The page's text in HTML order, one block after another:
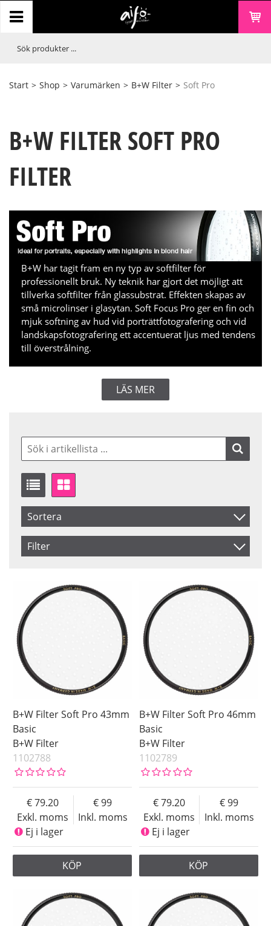
Start > Shop > Varumärken > B+W Filter > Soft Pro
B+W FILTER SOFT PRO
FILTER
B+W har tagit fram en ny typ av softfilter för
professionellt bruk. Ny teknik har gjort det möjligt att
tillverka softfilter från glassubstrat. Effekten skapas av
små microlinser i glasytan. Soft Focus Pro ger en fin och
mjuk softning av hud vid porträttfotografering och vid
landskapsfotografering ett accentuerat ljus med tendens
till överstrålning.
LÄS MER
Sortera
Artikelkod
Storlek
Coating
Fattning
Filter
Pris
43 mm
46 mm
62 mm
67 mm
77 mm
82 mm
95 mm
Ej i lager
B+W Filter Soft Pro 43mm
Basic
B+W Filter
1102788
Exkl. moms
79.20
Inkl. moms
99
Ej i lager
KÖP
B+W Filter Soft Pro 46mm
Basic
B+W Filter
1102789
Exkl. moms
79.20
Inkl. moms
99
Ej i lager
KÖP